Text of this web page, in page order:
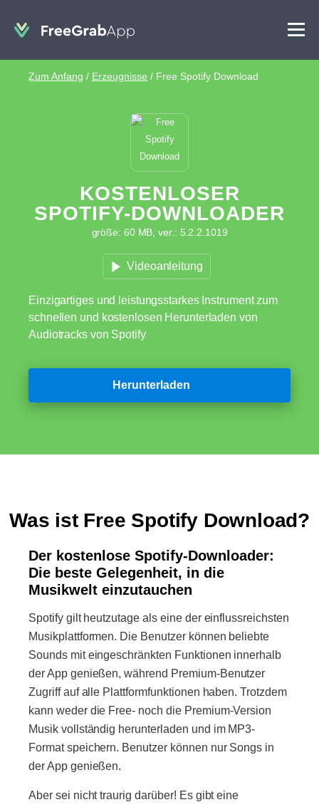
Zum Anfang / Erzeugnisse / Free Spotify Download
KOSTENLOSER
SPOTIFY-DOWNLOADER
größe: 60 MB, ver.: 5.2.2.1019
Videoanleitung
Einzigartiges und leistungsstarkes Instrument zum
schnellen und kostenlosen Herunterladen von
Audiotracks von Spotify
Herunterladen
Was ist Free Spotify Download?
Der kostenlose Spotify-Downloader:
Die beste Gelegenheit, in die
Musikwelt einzutauchen
Spotify gilt heutzutage als eine der einflussreichsten
Musikplattformen. Die Benutzer können beliebte
Sounds mit eingeschränkten Funktionen innerhalb
der App genießen, während Premium-Benutzer
Zugriff auf alle Plattformfunktionen haben. Trotzdem
kann weder die Free- noch die Premium-Version
Musik vollständig herunterladen und im MP3-
Format speichern. Benutzer können nur Songs in
der App genießen.
Aber sei nicht traurig darüber! Es gibt eine